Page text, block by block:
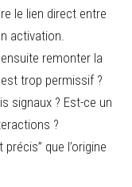
le lien direct entre
activation.
remonter la
trop permissif ?
signaux ? Est-ce un
?
que l’origine